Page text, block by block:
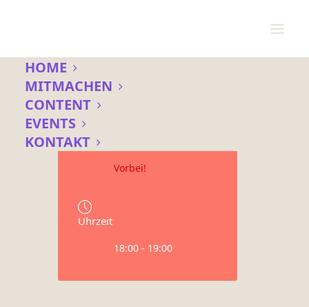
HOME
MITMACHEN
CONTENT
EVENTS
KONTAKT
Datum
Vorbei!
Uhrzeit
18:00 - 19:00